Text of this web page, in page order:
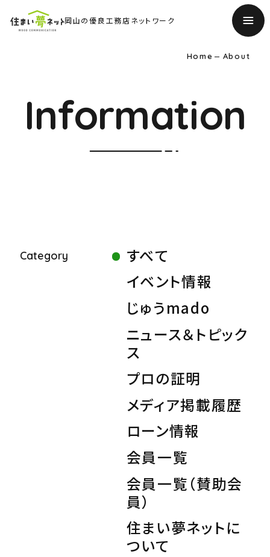
岡山の優良工務店ネットワーク
トップページ
私たちの目指す家づくり
住まい夢ネット加盟工務店
Home About
Information
Category
すべて
イベント情報
じゅうmado
ニュース＆トピック
ス
プロの証明
メディア掲載履歴
ローン情報
会員一覧
会員一覧（賛助会
員）
住まい夢ネットに
ついて